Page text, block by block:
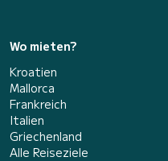
Wo mieten?
Kroatien
Mallorca
Frankreich
Italien
Griechenland
Alle Reiseziele